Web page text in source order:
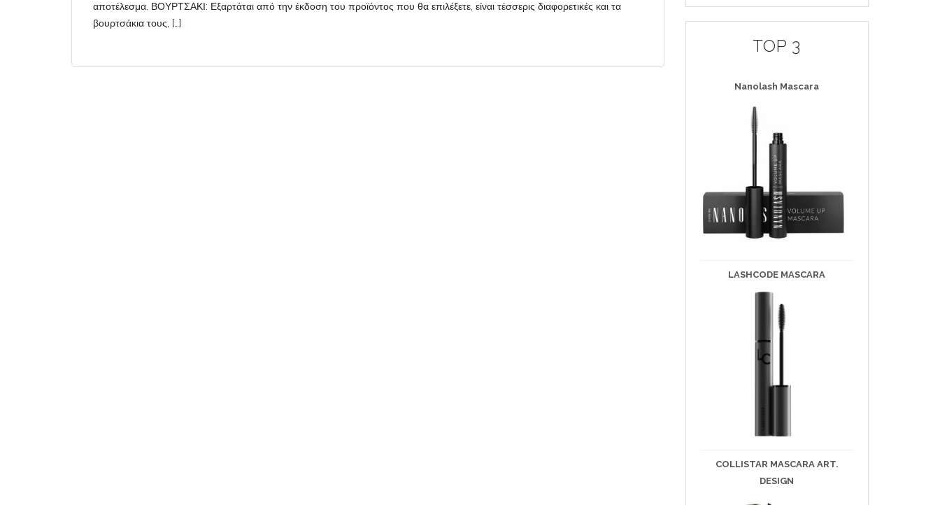
αποτέλεσμα. ΒΟΥΡΤΣΑΚΙ: Εξαρτάται από την έκδοση του προϊόντος που θα επιλέξετε, είναι τέσσερις διαφορετικές και τα
βουρτσάκια τους, […]
TOP 3
Nanolash Mascara
LASHCODE MASCARA
COLLISTAR MASCARA ART.
DESIGN